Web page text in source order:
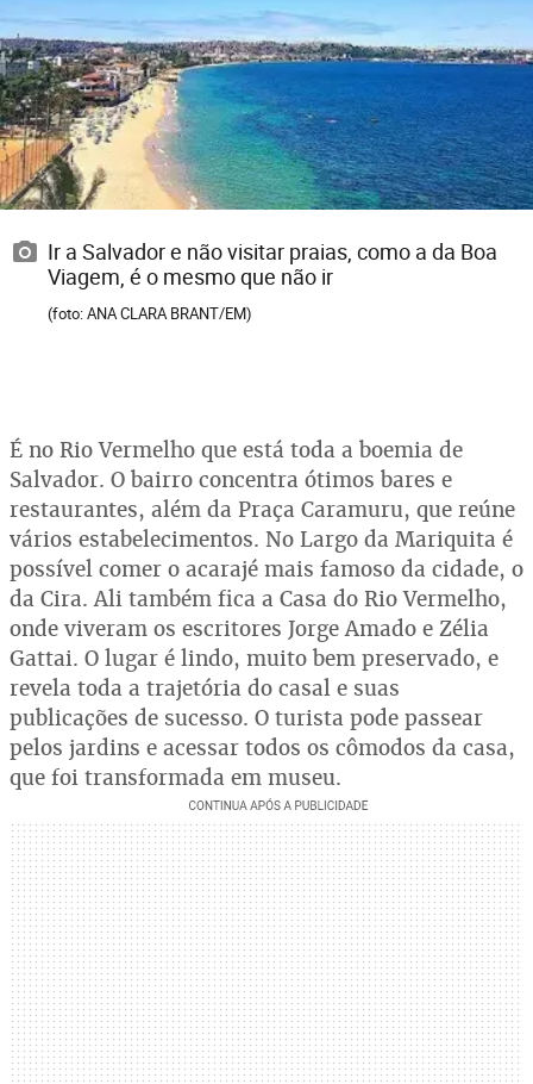
Ir a Salvador e não visitar praias, como a da Boa
Viagem, é o mesmo que não ir
(foto: ANA CLARA BRANT/EM)
É no Rio Vermelho que está toda a boemia de
Salvador. O bairro concentra ótimos bares e
restaurantes, além da Praça Caramuru, que reúne
vários estabelecimentos. No Largo da Mariquita é
possível comer o acarajé mais famoso da cidade, o
da Cira. Ali também fica a Casa do Rio Vermelho,
onde viveram os escritores Jorge Amado e Zélia
Gattai. O lugar é lindo, muito bem preservado, e
revela toda a trajetória do casal e suas
publicações de sucesso. O turista pode passear
pelos jardins e acessar todos os cômodos da casa,
que foi transformada em museu.